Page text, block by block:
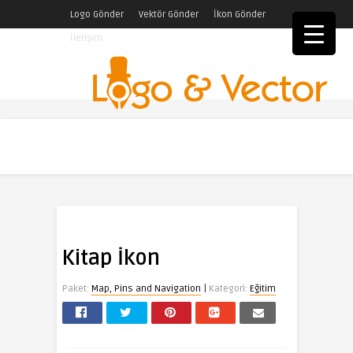
Logo Gönder Vektör Gönder
İkon Gönder
İletişim
Kitap İkon
Paket: Map, Pins and Navigation | Kategori: Eğitim